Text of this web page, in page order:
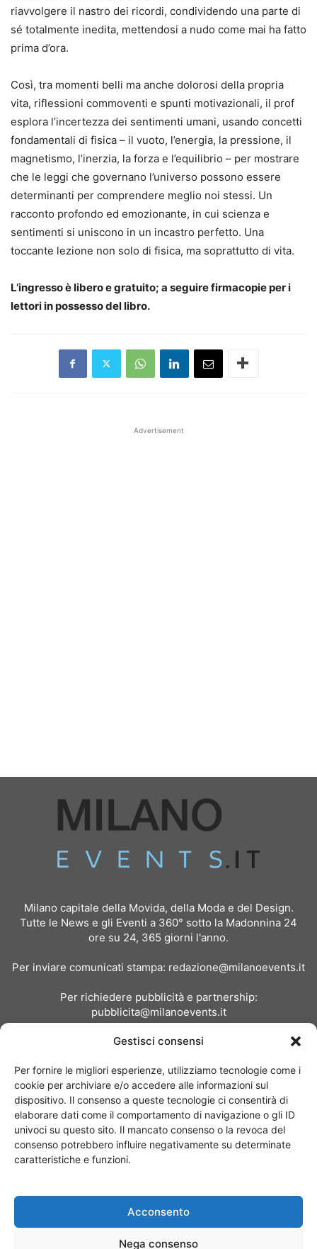
Gestisci consensi
Per fornire le migliori esperienze, utilizziamo tecnologie come i
cookie per archiviare e/o accedere alle informazioni sul
dispositivo. Il consenso a queste tecnologie ci consentirà di
elaborare dati come il comportamento di navigazione o gli ID
univoci su questo sito. Il mancato consenso o la revoca del
consenso potrebbero influire negativamente su determinate
caratteristiche e funzioni.
Acconsento
Nega consenso
riavvolgere il nastro dei ricordi, condividendo una parte di
sé totalmente inedita, mettendosi a nudo come mai ha fatto
prima d’ora.
Così, tra momenti belli ma anche dolorosi della propria
vita, riflessioni commoventi e spunti motivazionali, il prof
esplora l’incertezza dei sentimenti umani, usando concetti
fondamentali di fisica – il vuoto, l’energia, la pressione, il
magnetismo, l’inerzia, la forza e l’equilibrio – per mostrare
che le leggi che governano l’universo possono essere
determinanti per comprendere meglio noi stessi. Un
racconto profondo ed emozionante, in cui scienza e
sentimenti si uniscono in un incastro perfetto. Una
toccante lezione non solo di fisica, ma soprattutto di vita.
L’ingresso è libero e gratuito; a seguire firmacopie per i
lettori in possesso del libro.
Advertisement
Milano capitale della Movida, della Moda e del Design.
Tutte le News e gli Eventi a 360° sotto la Madonnina 24
ore su 24, 365 giorni l'anno.
Per inviare comunicati stampa: redazione@milanoevents.it
Per richiedere pubblicità e partnership:
pubblicita@milanoevents.it
Chi siamo I Nostri Clienti
© Copyright 2017 - MilanoEvents.it© managed by